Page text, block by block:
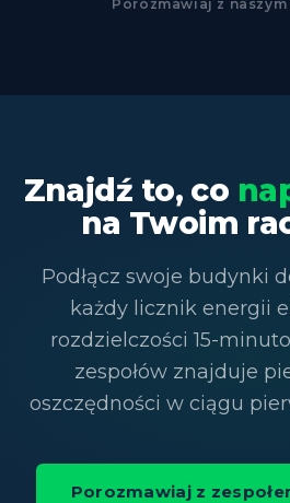
Porozmawiaj z naszym
Znajdź to, co
na Twoim
Podłącz swoje budynki
każdy licznik energii
rozdzielczości 15-
zespołów znajduje
oszczędności w ciągu
Porozmawiaj z